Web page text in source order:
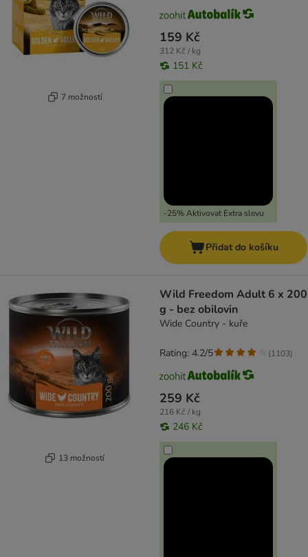
7 možností
159 Kč
312 Kč / kg
151 Kč
-25% Aktivovat Extra slevu
Přidat do košíku
13 možností
Wild Freedom Adult 6 x 200
g - bez obilovin
Wide Country - kuře
259 Kč
216 Kč / kg
246 Kč
Rating: 4.2/5 (1103)